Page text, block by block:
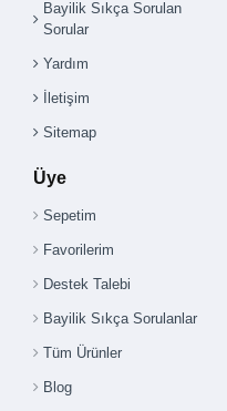
Bayilik Sıkça Sorulan
Sorular
Yardım
İletişim
Sitemap
Üye
Sepetim
Favorilerim
Destek Talebi
Bayilik Sıkça Sorulanlar
Tüm Ürünler
Blog